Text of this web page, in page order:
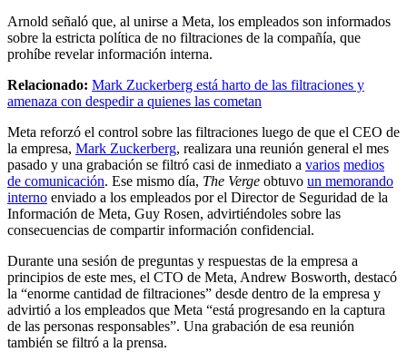
Arnold señaló que, al unirse a Meta, los empleados son informados
sobre la estricta política de no filtraciones de la compañía, que
prohíbe revelar información interna.
Relacionado: Mark Zuckerberg está harto de las filtraciones y
amenaza con despedir a quienes las cometan
Meta reforzó el control sobre las filtraciones luego de que el CEO de
la empresa, Mark Zuckerberg, realizara una reunión general el mes
pasado y una grabación se filtró casi de inmediato a varios medios
de comunicación. Ese mismo día, The Verge obtuvo un memorando
interno enviado a los empleados por el Director de Seguridad de la
Información de Meta, Guy Rosen, advirtiéndoles sobre las
consecuencias de compartir información confidencial.
Durante una sesión de preguntas y respuestas de la empresa a
principios de este mes, el CTO de Meta, Andrew Bosworth, destacó
la “enorme cantidad de filtraciones” desde dentro de la empresa y
advirtió a los empleados que Meta “está progresando en la captura
de las personas responsables”. Una grabación de esa reunión
también se filtró a la prensa.